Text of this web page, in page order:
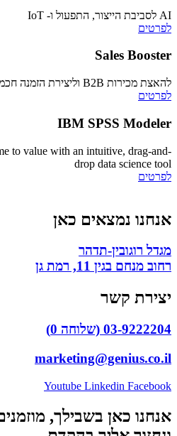
AI לסביבת הייצור, התפעול ו- IoT
לפרטים
Sales Booster
להאצת מכירות B2B וליצירת הזמנה חכמה
לפרטים
IBM SPSS Modeler​
to value with an intuitive, drag-and-
drop data science tool
לפרטים
אנחנו נמצאים כאן
מגדל רוגובין-תדהר
רחוב מנחם בגין 11, רמת גן
יצירת קשר
03-9222204 (שלוחה 0)
marketing@genius.co.il
Youtube Linkedin Facebook
אנחנו כאן בשבילך,